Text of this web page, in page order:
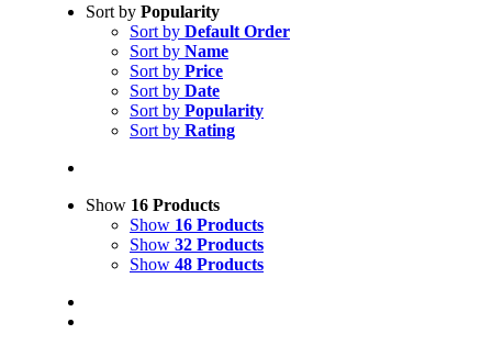
Sort by Popularity
Sort by Default Order
Sort by Name
Sort by Price
Sort by Date
Sort by Popularity
Sort by Rating
Show 16 Products
Show 16 Products
Show 32 Products
Show 48 Products